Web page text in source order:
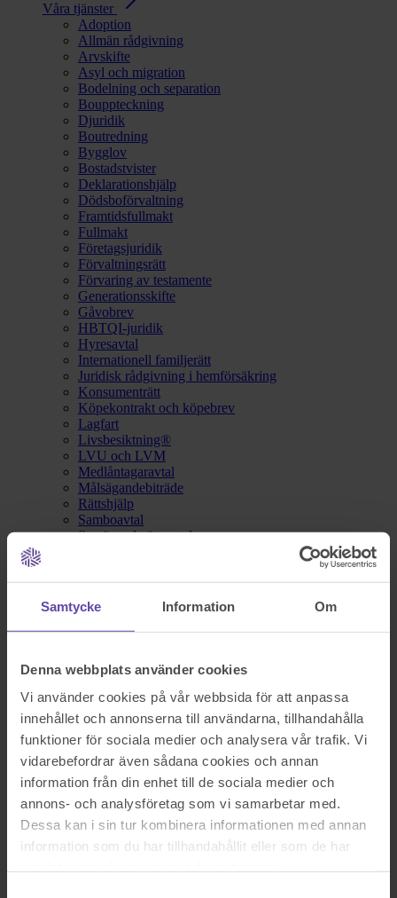
Samtycke Information Om
Denna webbplats använder cookies
Vi använder cookies på vår webbsida för att anpassa
innehållet och annonserna till användarna, tillhandahålla
funktioner för sociala medier och analysera vår trafik. Vi
vidarebefordrar även sådana cookies och annan
information från din enhet till de sociala medier och
annons- och analysföretag som vi samarbetar med.
Dessa kan i sin tur kombinera informationen med annan
information som du har tillhandahållit eller som de har
Våra tjänster
Adoption
Allmän rådgivning
Arvskifte
Asyl och migration
Bodelning och separation
Bouppteckning
Djuridik
Boutredning
Bygglov
Bostadstvister
Deklarationshjälp
Dödsboförvaltning
Framtidsfullmakt
Fullmakt
Företagsjuridik
Förvaltningsrätt
Förvaring av testamente
Generationsskifte
Gåvobrev
HBTQI-juridik
Hyresavtal
Internationell familjerätt
Juridisk rådgivning i hemförsäkring
Konsumenträtt
Köpekontrakt och köpebrev
Lagfart
Livsbesiktning®
LVU och LVM
Medlåntagaravtal
Målsägandebiträde
Rättshjälp
Samboavtal
Samäganderättsavtal
Skuldebrev
Testamente
Vita Arkivet
Vårdnad, boende och umgänge
Äktenskapsförord
Överlåtelseavtal
Prislista
Våra kontor
Fråga Digitala Juristen
Nu blev det något fel!
Testa igen och om det fortfarande inte fungerar kontakta oss på
support@familjensjurist.se.